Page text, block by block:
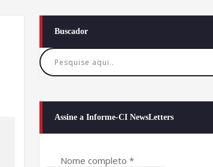
Buscador
Assine a Informe-CI NewsLetters
Nome completo *